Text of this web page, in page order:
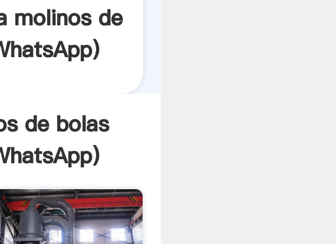
molinos de
)
de bolas
)